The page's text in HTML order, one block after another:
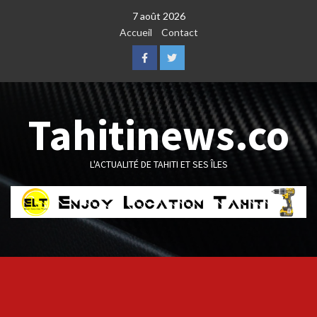
7 août 2026
Accueil
Contact
FacebookTwitter
Tahitinews.co
L'ACTUALITÉ DE TAHITI ET SES ÎLES